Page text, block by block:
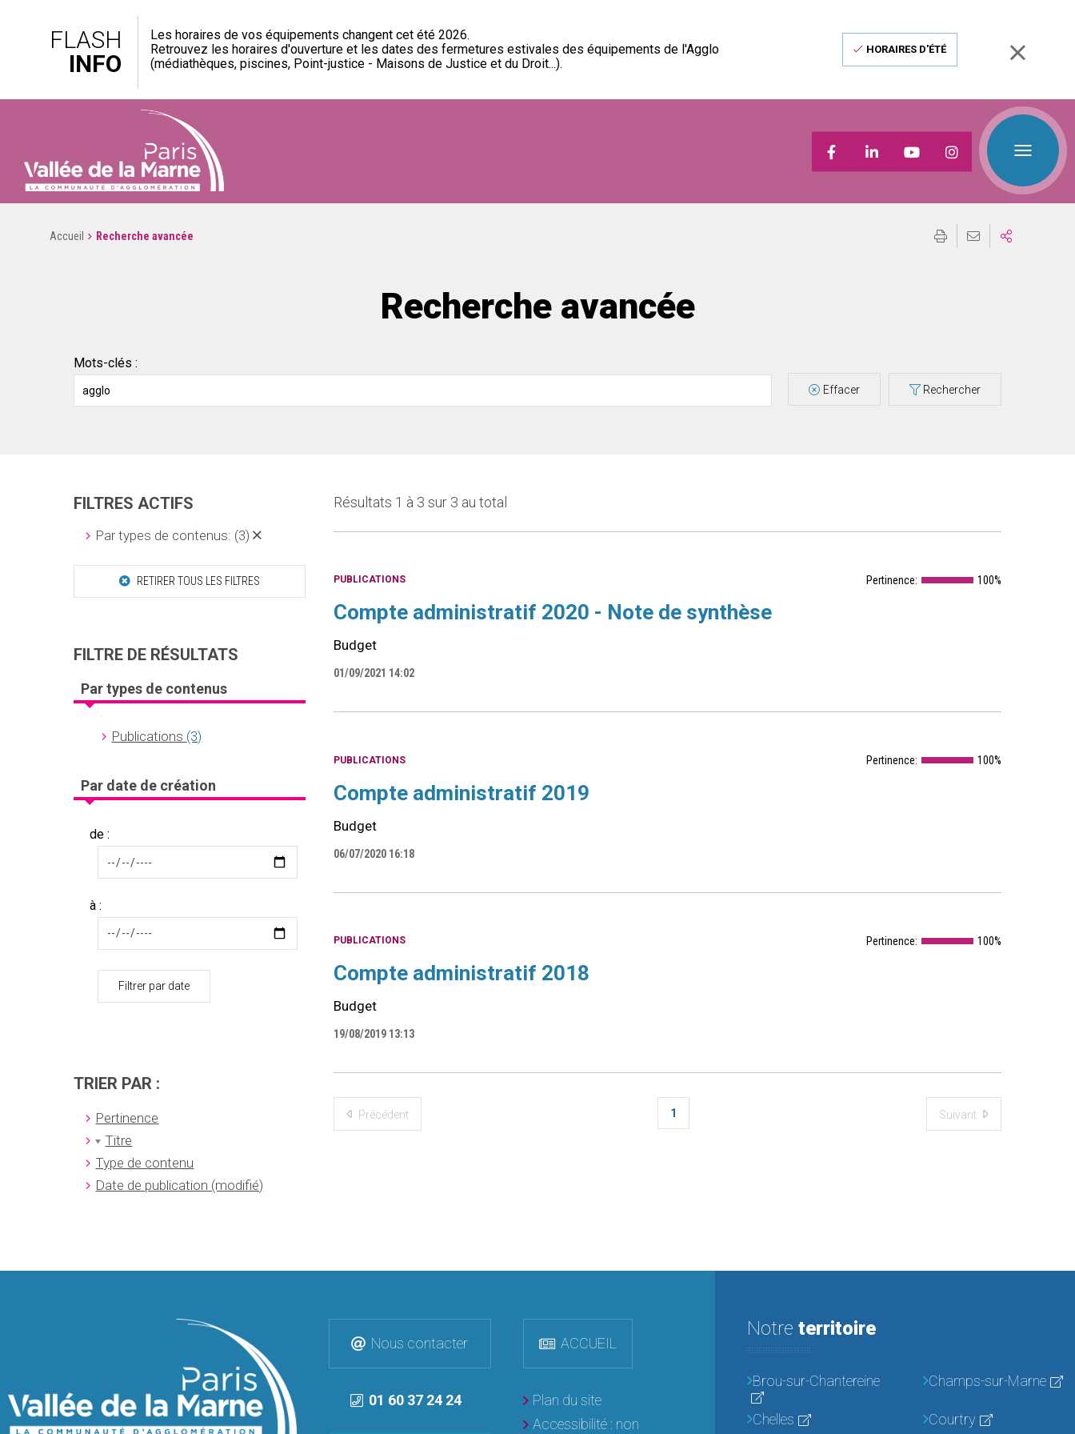
FLASH
INFO
Les horaires de vos équipements changent cet été 2026.
Retrouvez les horaires d'ouverture et les dates des fermetures estivales des équipements de l'Agglo
(médiathèques, piscines, Point-justice - Maisons de Justice et du Droit...).
HORAIRES D'ÉTÉ
Accueil Recherche avancée
Recherche avancée
Mots-clés :
Effacer Rechercher
FILTRES ACTIFS
Par types de contenus: (3)
RETIRER TOUS LES FILTRES
FILTRE DE RÉSULTATS
Par types de contenus
Publications (3)
Par date de création
de :
à :
Filtrer par date
TRIER PAR :
Pertinence
Titre
Type de contenu
Date de publication (modifié)
Résultats 1 à 3 sur 3 au total
PUBLICATIONS Pertinence: 100%
Compte administratif 2020 - Note de synthèse
Budget
01/09/2021 14:02
PUBLICATIONS Pertinence: 100%
Compte administratif 2019
Budget
06/07/2020 16:18
PUBLICATIONS Pertinence: 100%
Compte administratif 2018
Budget
19/08/2019 13:13
Précédent 1 Suivant
Nous contacter
01 60 37 24 24
ACCUEIL
Plan du site
Accessibilité : non
Notre territoire
Brou-sur-Chantereine Champs-sur-Marne
Chelles
Courtry